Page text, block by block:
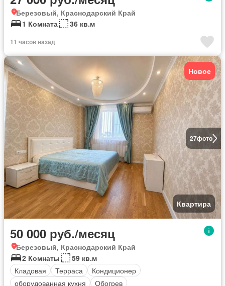
Березовый, Краснодарский Край
1 Комната
36 кв.м
11 часов назад
27фото
Новое
Квартира
50 000 руб./месяц
Березовый, Краснодарский Край
2 Комнаты
59 кв.м
Кладовая
Терраса
Кондиционер
оборудованная кухня
Обогрев